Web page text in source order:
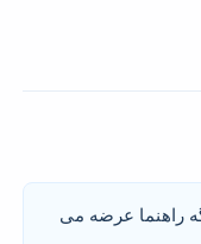
4000، در یک جعبه به همراه برگه راهنما عرضه می